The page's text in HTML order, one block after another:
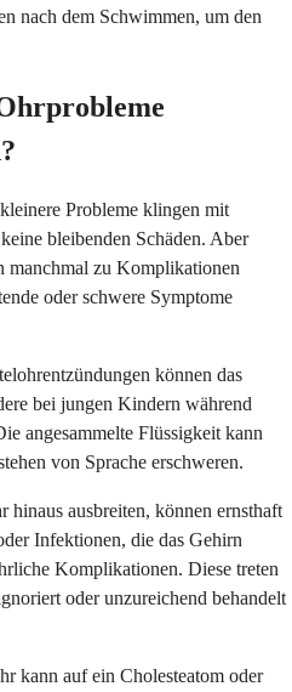
nach dem Schwimmen, um den
Probleme klingen mit
bleibenden Schäden. Aber
manchmal zu Komplikationen
oder schwere Symptome
können das
bei jungen Kindern während
angesammelte Flüssigkeit kann
von Sprache erschweren.
hinaus ausbreiten, können ernsthaft
Infektionen, die das Gehirn
Komplikationen. Diese treten
oder unzureichend behandelt
kann auf ein Cholesteatom oder